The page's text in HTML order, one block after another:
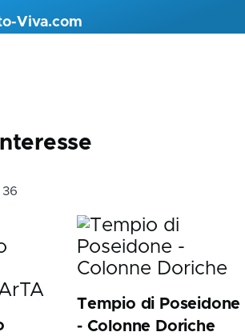
Viva.com
Tempio di Poseidone
- Colonne Doriche